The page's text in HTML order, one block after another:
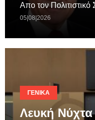
Απο τον
05|08|2026
ΓΕΝΙΚΆ
Λευκή